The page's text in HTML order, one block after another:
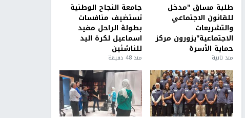
طلبة مساق "مدخل
للقانون الاجتماعي
والتشريعات
الاجتماعية"يزورون مركز
حماية الأسرة
منذ ثانية
جامعة النجاح الوطنية
تستضيف منافسات
بطولة الراحل مفيد
اسماعيل لكرة اليد
للناشئين
منذ 48 دقيقة